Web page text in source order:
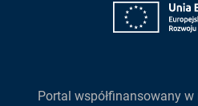
Europejska
Portal współfinansowany